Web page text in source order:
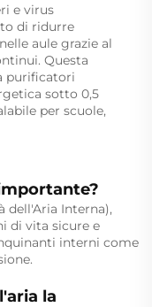
e virus
di ridurre
aule grazie al
Questa
purificatori
sotto 0,5
per scuole,
dell'Aria Interna),
di vita sicure e
interni come
la